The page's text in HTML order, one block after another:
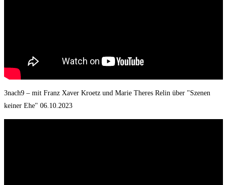
3nach9 – mit Franz Xaver Kroetz und Marie Theres Relin über "Szenen
keiner Ehe" 06.10.2023